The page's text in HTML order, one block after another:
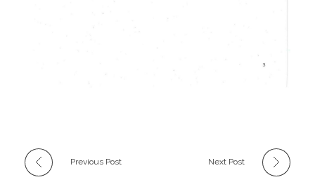
Previous Post Next Post